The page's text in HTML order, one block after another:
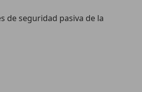
de seguridad pasiva de la